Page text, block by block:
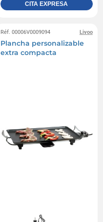
CITA EXPRESA
Livoo
Réf. 00006V0009094
Plancha personalizable
extra compacta